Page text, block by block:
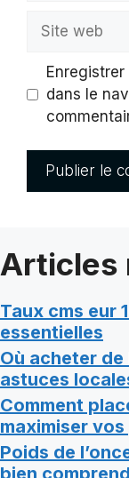
web
dans le
Articles
Taux cms eur
essentielles
Où acheter
astuces
Comment
maximiser vos
Poids de